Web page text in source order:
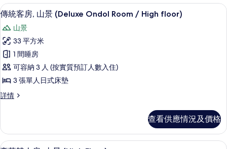
的
相
片
準
雙
人
床,
非
吸
煙
園
景
張
標
準
雙
人
床,
非
吸
煙
房,
花
情
載
入
所
有
傳
統
房,
景
(Deluxe
高級寢具、房內夾萬、遮光窗簾/窗簾
3
傳統客房, 山景 (Deluxe Ondol Room / High floor)
山景
33 平方米
1 間睡房
可容納 3 人 (按實質預訂人數入住)
3 張單人日式床墊
詳情
傳
山
景
查看供應情況及價格
載 高級寢具、房內夾萬、遮光窗簾/窗簾